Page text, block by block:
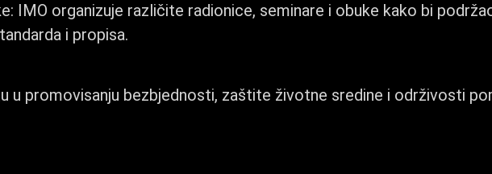
IMO organizuje različite radionice, seminare i obuke kako bi
i propisa.
u promovisanju bezbjednosti, zaštite životne sredine i održivosti